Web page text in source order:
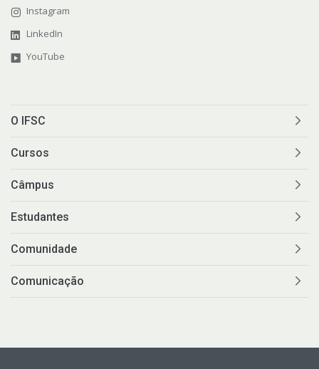
Instagram
LinkedIn
YouTube
O IFSC
Cursos
Câmpus
Estudantes
Comunidade
Comunicação